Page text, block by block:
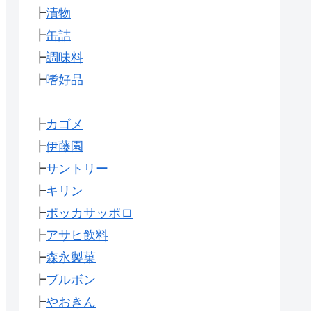
┣漬物
┣缶詰
┣調味料
┣嗜好品
┣カゴメ
┣伊藤園
┣サントリー
┣キリン
┣ポッカサッポロ
┣アサヒ飲料
┣森永製菓
┣ブルボン
┣やおきん